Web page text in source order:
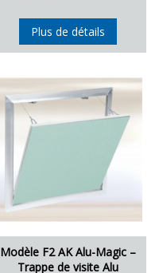
Plus de détails
Modèle F2 AK Alu-Magic –
Trappe de visite Alu